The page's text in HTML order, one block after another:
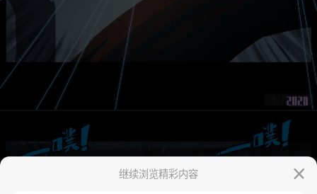
继续浏览精彩内容